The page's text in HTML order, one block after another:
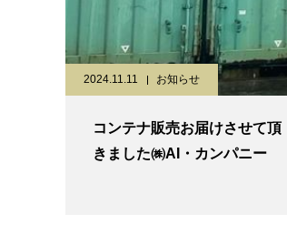
2024.11.11 お知らせ
コンテナ販売お届けさせて頂
きました㈱AI・カンパニー